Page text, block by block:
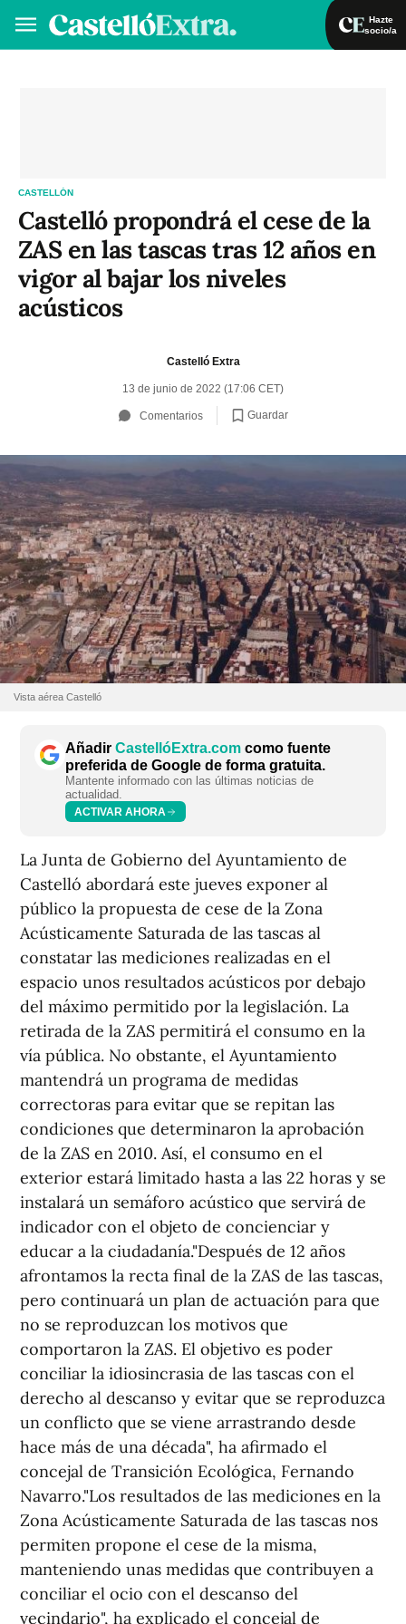
Hazte
socio/a
CASTELLÓN
Castelló propondrá el cese de la
ZAS en las tascas tras 12 años en
vigor al bajar los niveles
acústicos
Castelló Extra
13 de junio de 2022 (17:06 CET)
Comentarios Guardar
Vista aérea Castelló
Añadir CastellóExtra.com como fuente
preferida de Google de forma gratuita.
Mantente informado con las últimas noticias de
actualidad.
ACTIVAR AHORA
La Junta de Gobierno del Ayuntamiento de
Castelló abordará este jueves exponer al
público la propuesta de cese de la Zona
Acústicamente Saturada de las tascas al
constatar las mediciones realizadas en el
espacio unos resultados acústicos por debajo
del máximo permitido por la legislación. La
retirada de la ZAS permitirá el consumo en la
vía pública. No obstante, el Ayuntamiento
mantendrá un programa de medidas
correctoras para evitar que se repitan las
condiciones que determinaron la aprobación
de la ZAS en 2010. Así, el consumo en el
exterior estará limitado hasta a las 22 horas y se
instalará un semáforo acústico que servirá de
indicador con el objeto de concienciar y
educar a la ciudadanía."Después de 12 años
afrontamos la recta final de la ZAS de las tascas,
pero continuará un plan de actuación para que
no se reproduzcan los motivos que
comportaron la ZAS. El objetivo es poder
conciliar la idiosincrasia de las tascas con el
derecho al descanso y evitar que se reproduzca
un conflicto que se viene arrastrando desde
hace más de una década", ha afirmado el
concejal de Transición Ecológica, Fernando
Navarro."Los resultados de las mediciones en la
Zona Acústicamente Saturada de las tascas nos
permiten propone el cese de la misma,
manteniendo unas medidas que contribuyen a
conciliar el ocio con el descanso del
vecindario", ha explicado el concejal de